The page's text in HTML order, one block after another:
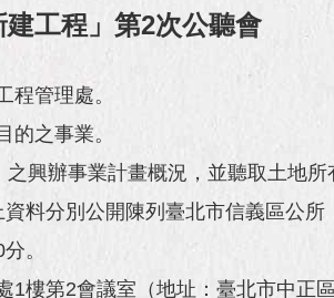
工程」第2次公聽會
管理處。
之事業。
興辦事業計畫概況，並聽取土地所
料分別公開陳列臺北市信義區公所
。
樓第2會議室（地址：臺北市中正